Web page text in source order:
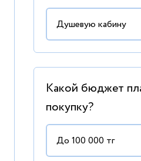
Какой бюджет
покупку?